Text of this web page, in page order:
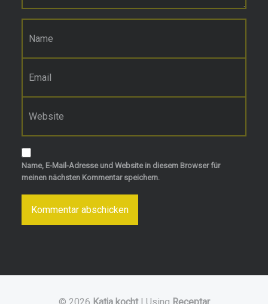
Name
*
Website
Name, E-Mail-Adresse und Website in diesem Browser für
meinen nächsten Kommentar speichern.